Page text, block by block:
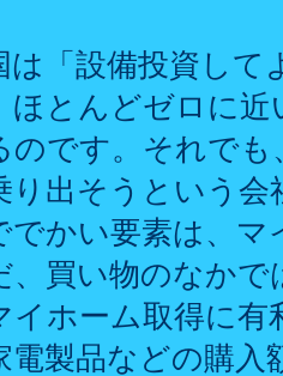
「設備投資して
ほとんどゼロに
のです。それで
り出そうという会
でかい要素は、
、買い物のなか
イホーム取得に有
電製品などの購